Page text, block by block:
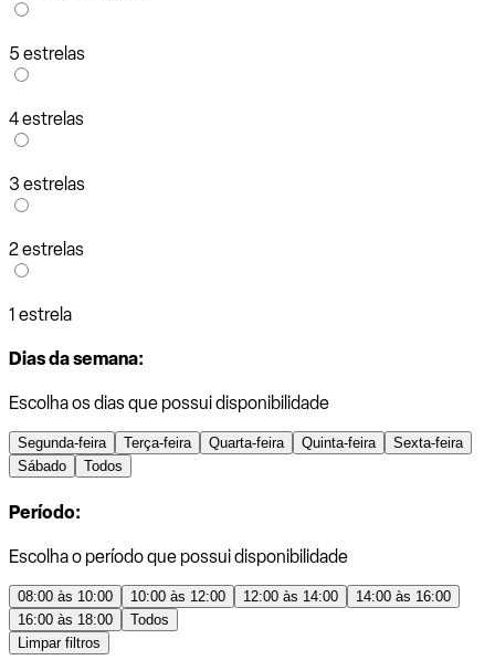
5 estrelas
4 estrelas
3 estrelas
2 estrelas
1 estrela
Dias da semana:
Escolha os dias que possui disponibilidade
Segunda-feira Terça-feira Quarta-feira Quinta-feira
Sexta-feira
Sábado
Todos
Período:
Escolha o período que possui disponibilidade
08:00 às 10:00 10:00 às 12:00 12:00 às 14:00
14:00 às 16:00
16:00 às 18:00
Todos
Limpar filtros